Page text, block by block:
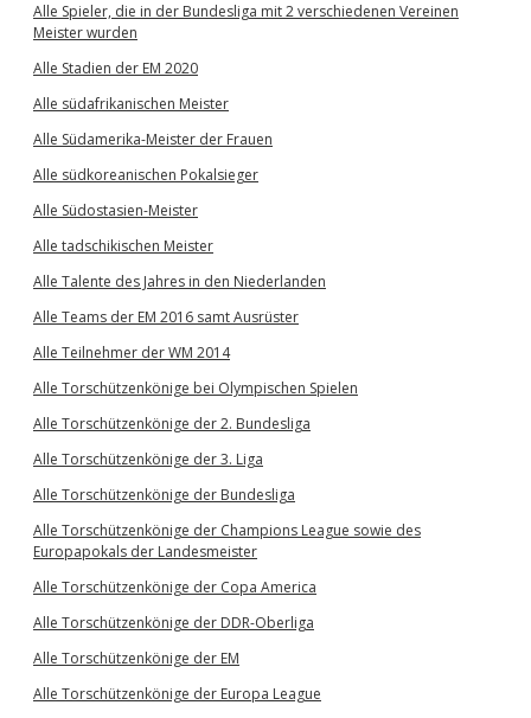
Alle Spieler, die in der Bundesliga mit 2 verschiedenen Vereinen
Meister wurden
Alle Stadien der EM 2020
Alle südafrikanischen Meister
Alle Südamerika-Meister der Frauen
Alle südkoreanischen Pokalsieger
Alle Südostasien-Meister
Alle tadschikischen Meister
Alle Talente des Jahres in den Niederlanden
Alle Teams der EM 2016 samt Ausrüster
Alle Teilnehmer der WM 2014
Alle Torschützenkönige bei Olympischen Spielen
Alle Torschützenkönige der 2. Bundesliga
Alle Torschützenkönige der 3. Liga
Alle Torschützenkönige der Bundesliga
Alle Torschützenkönige der Champions League sowie des
Europapokals der Landesmeister
Alle Torschützenkönige der Copa America
Alle Torschützenkönige der DDR-Oberliga
Alle Torschützenkönige der EM
Alle Torschützenkönige der Europa League